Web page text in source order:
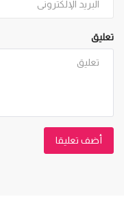
تعليق
أضف تعليقا